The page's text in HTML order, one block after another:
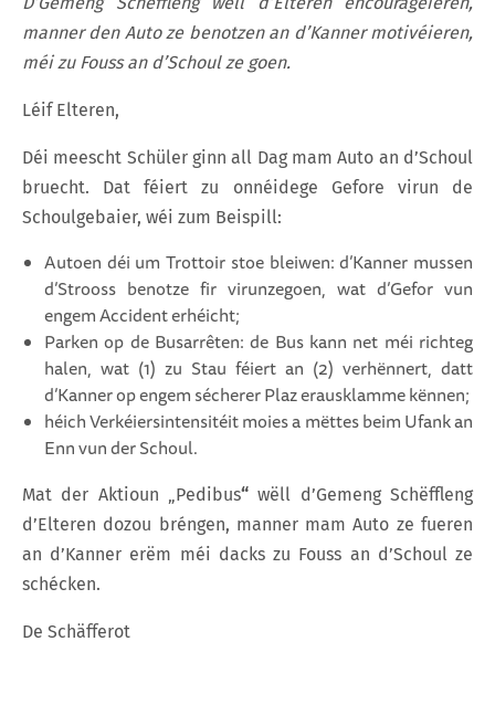
manner den Auto ze benotzen an d’Kanner motivéieren,
méi zu Fouss an d’Schoul ze goen.
Léif Elteren,
Déi meescht Schüler ginn all Dag mam Auto an d’Schoul
bruecht. Dat féiert zu onnéidege Gefore virun de
Schoulgebaier, wéi zum Beispill:
Autoen déi um Trottoir stoe bleiwen: d’Kanner mussen
d’Strooss benotze fir virunzegoen, wat d’Gefor vun
engem Accident erhéicht;
Parken op de Busarrêten: de Bus kann net méi richteg
halen, wat (1) zu Stau féiert an (2) verhënnert, datt
d’Kanner op engem sécherer Plaz erausklamme kënnen;
héich Verkéiersintensitéit moies a mëttes beim Ufank an
Enn vun der Schoul.
Mat der Aktioun „Pedibus“ wëll d’Gemeng Schëffleng
d’Elteren dozou bréngen, manner mam Auto ze fueren
an d’Kanner erëm méi dacks zu Fouss an d’Schoul ze
schécken.
De Schäfferot